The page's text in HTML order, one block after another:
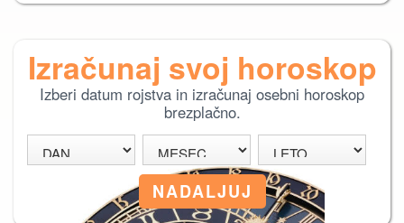
Izračunaj svoj horoskop
Izberi datum rojstva in izračunaj osebni horoskop
brezplačno.